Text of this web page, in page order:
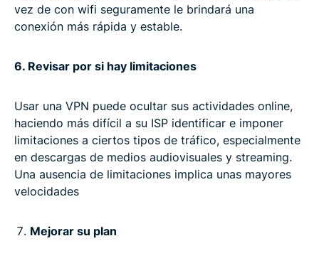
vez de con wifi seguramente le brindará una
conexión más rápida y estable.
6. Revisar por si hay limitaciones
Usar una VPN puede ocultar sus actividades online,
haciendo más difícil a su ISP identificar e imponer
limitaciones a ciertos tipos de tráfico, especialmente
en descargas de medios audiovisuales y streaming.
Una ausencia de limitaciones implica unas mayores
velocidades
Mejorar su plan